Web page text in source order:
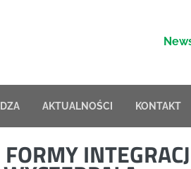
AKTUALNOŚCI KONTAKT